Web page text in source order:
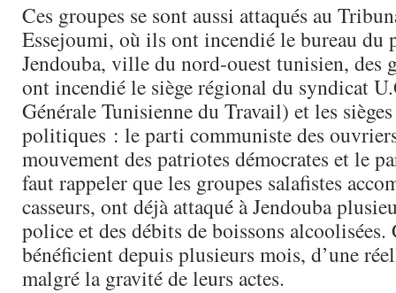
Ces groupes se sont aussi attaqués au
Essejoumi, où ils ont incendié le bureau du
Jendouba, ville du nord-ouest tunisien, des
ont incendié le siège régional du syndicat
Générale Tunisienne du Travail) et les
politiques : le parti communiste des
mouvement des patriotes démocrates et le
faut rappeler que les groupes salafistes
casseurs, ont déjà attaqué à Jendouba
police et des débits de boissons alcoolisées.
bénéficient depuis plusieurs mois, d’une
malgré la gravité de leurs actes.